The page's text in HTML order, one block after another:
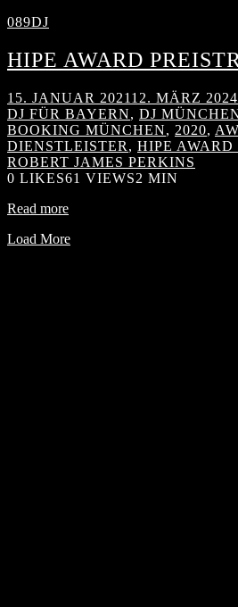
089DJ
HIPE AWARD
15. JANUAR 2021 12. MÄRZ 2024
DJ FÜR BAYERN, DJ
BOOKING MÜNCHEN, 2020,
DIENSTLEISTER , HIPE AWARD
ROBERT JAMES PERKINS
0 LIKES61 VIEWS2 MIN
Read more
Load More